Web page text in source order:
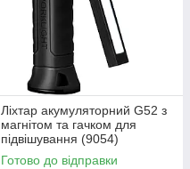
Ліхтар акумуляторний G52 з
магнітом та гачком для
підвішування (9054)
Готово до відправки